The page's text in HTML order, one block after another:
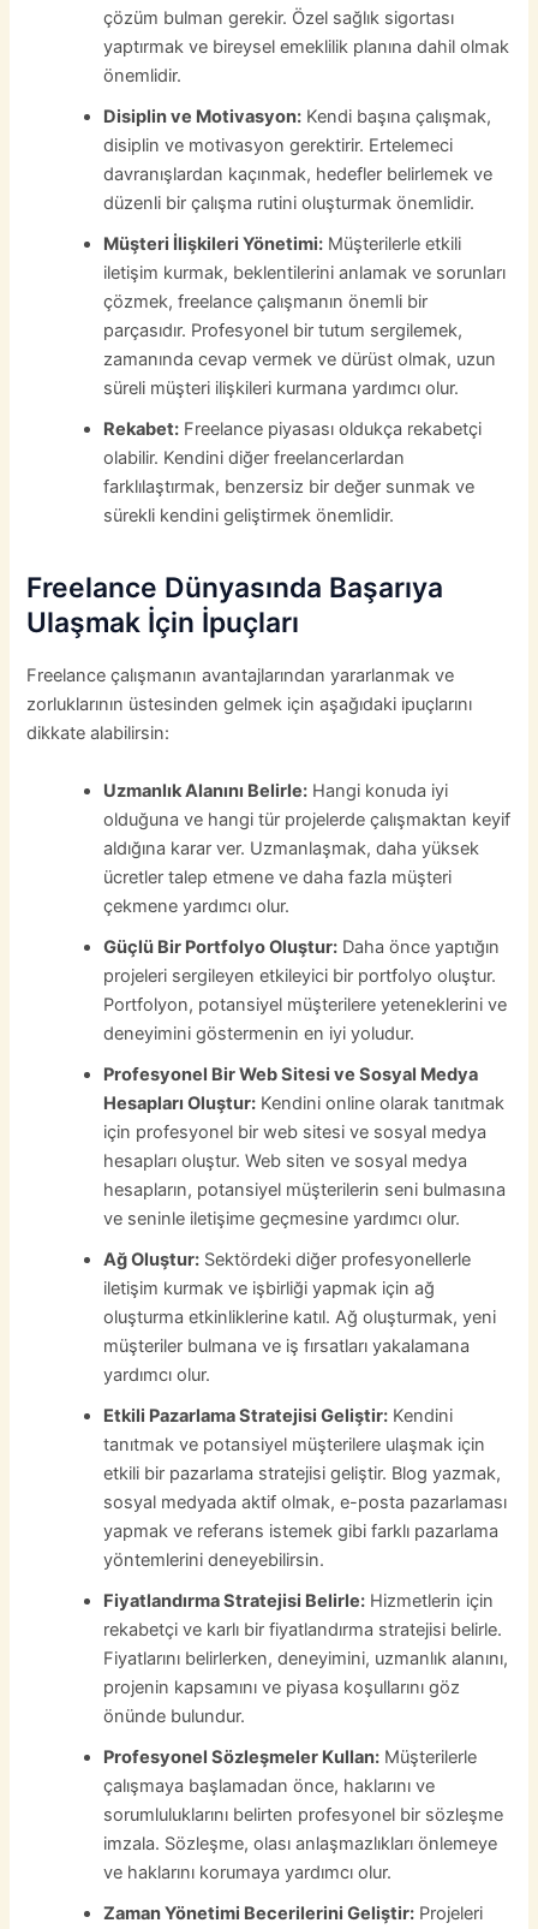
çözüm bulman gerekir. Özel sağlık sigortası
yaptırmak ve bireysel emeklilik planına dahil olmak
önemlidir.
Disiplin ve Motivasyon: Kendi başına çalışmak,
disiplin ve motivasyon gerektirir. Ertelemeci
davranışlardan kaçınmak, hedefler belirlemek ve
düzenli bir çalışma rutini oluşturmak önemlidir.
Müşteri İlişkileri Yönetimi: Müşterilerle etkili
iletişim kurmak, beklentilerini anlamak ve sorunları
çözmek, freelance çalışmanın önemli bir
parçasıdır. Profesyonel bir tutum sergilemek,
zamanında cevap vermek ve dürüst olmak, uzun
süreli müşteri ilişkileri kurmana yardımcı olur.
Rekabet: Freelance piyasası oldukça rekabetçi
olabilir. Kendini diğer freelancerlardan
farklılaştırmak, benzersiz bir değer sunmak ve
sürekli kendini geliştirmek önemlidir.
Freelance Dünyasında Başarıya
Ulaşmak İçin İpuçları
Freelance çalışmanın avantajlarından yararlanmak ve
zorluklarının üstesinden gelmek için aşağıdaki ipuçlarını
dikkate alabilirsin:
Uzmanlık Alanını Belirle: Hangi konuda iyi
olduğuna ve hangi tür projelerde çalışmaktan keyif
aldığına karar ver. Uzmanlaşmak, daha yüksek
ücretler talep etmene ve daha fazla müşteri
çekmene yardımcı olur.
Güçlü Bir Portfolyo Oluştur: Daha önce yaptığın
projeleri sergileyen etkileyici bir portfolyo oluştur.
Portfolyon, potansiyel müşterilere yeteneklerini ve
deneyimini göstermenin en iyi yoludur.
Profesyonel Bir Web Sitesi ve Sosyal Medya
Hesapları Oluştur: Kendini online olarak tanıtmak
için profesyonel bir web sitesi ve sosyal medya
hesapları oluştur. Web siten ve sosyal medya
hesapların, potansiyel müşterilerin seni bulmasına
ve seninle iletişime geçmesine yardımcı olur.
Ağ Oluştur: Sektördeki diğer profesyonellerle
iletişim kurmak ve işbirliği yapmak için ağ
oluşturma etkinliklerine katıl. Ağ oluşturmak, yeni
müşteriler bulmana ve iş fırsatları yakalamana
yardımcı olur.
Etkili Pazarlama Stratejisi Geliştir: Kendini
tanıtmak ve potansiyel müşterilere ulaşmak için
etkili bir pazarlama stratejisi geliştir. Blog yazmak,
sosyal medyada aktif olmak, e-posta pazarlaması
yapmak ve referans istemek gibi farklı pazarlama
yöntemlerini deneyebilirsin.
Fiyatlandırma Stratejisi Belirle: Hizmetlerin için
rekabetçi ve karlı bir fiyatlandırma stratejisi belirle.
Fiyatlarını belirlerken, deneyimini, uzmanlık alanını,
projenin kapsamını ve piyasa koşullarını göz
önünde bulundur.
Profesyonel Sözleşmeler Kullan: Müşterilerle
çalışmaya başlamadan önce, haklarını ve
sorumluluklarını belirten profesyonel bir sözleşme
imzala. Sözleşme, olası anlaşmazlıkları önlemeye
ve haklarını korumaya yardımcı olur.
Zaman Yönetimi Becerilerini Geliştir: Projeleri